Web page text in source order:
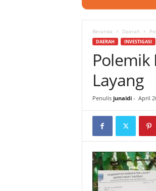
Beranda Daerah
DAERAH INVESTIGASI
Layang
Penulis junaidi- April